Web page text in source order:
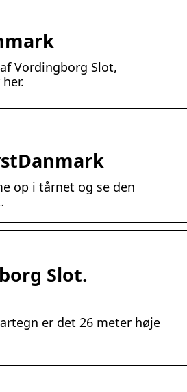
Vordingborg Slot,
op i tårnet og se den
Slot.
er det 26 meter høje